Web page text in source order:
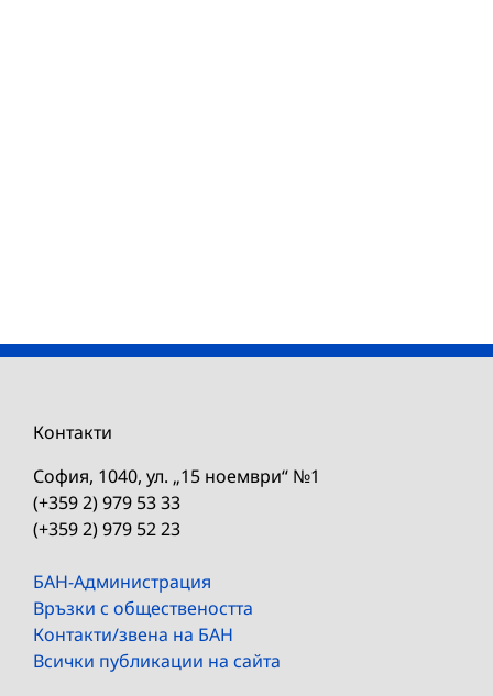
Контакти
София, 1040, ул. „15 ноември“ №1
(+359 2) 979 53 33
(+359 2) 979 52 23
БАН-Администрация
Връзки с обществеността
Контакти/звена на БАН
Всички публикации на сайта